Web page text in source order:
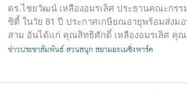
ดร.ไชยวัฒน์ เหลืองอมรเลิศ ประธานคณะกร
ซิตี้ ในวัย 81 ปี ประกาศเกษียณอายุพร้อมส่งม
สาม อันได้แก่ คุณสิทธิศักดิ์ เหลืองอมรเลิศ คุ
ข่าวประชาสัมพันธ์ สวนสนุก สยามอะเมซิ่งพาร์ค